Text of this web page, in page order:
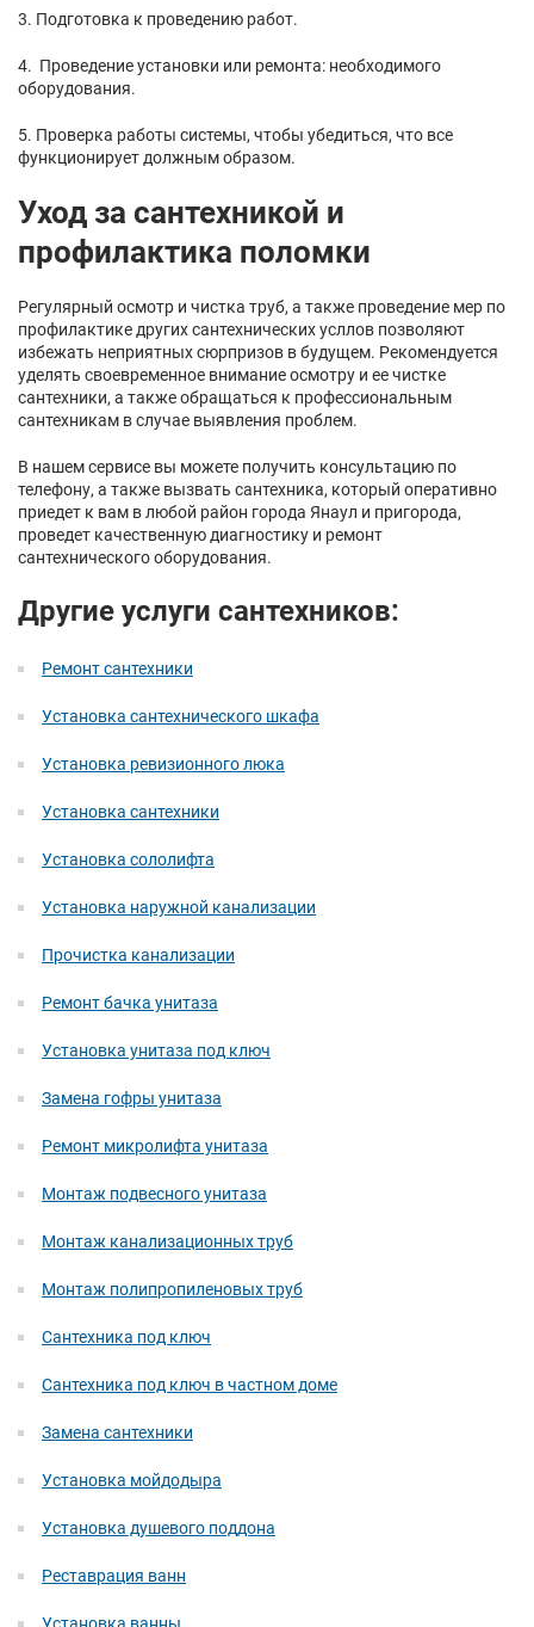
3. Подготовка к проведению работ.
4. Проведение установки или ремонта: необходимого
оборудования.
5. Проверка работы системы, чтобы убедиться, что все
функционирует должным образом.
Уход за сантехникой и
профилактика поломки
Регулярный осмотр и чистка труб, а также проведение мер по
профилактике других сантехнических усллов позволяют
избежать неприятных сюрпризов в будущем. Рекомендуется
уделять своевременное внимание осмотру и ее чистке
сантехники, а также обращаться к профессиональным
сантехникам в случае выявления проблем.
В нашем сервисе вы можете получить консультацию по
телефону, а также вызвать сантехника, который оперативно
приедет к вам в любой район города Янаул и пригорода,
проведет качественную диагностику и ремонт
сантехнического оборудования.
Другие услуги сантехников:
Ремонт сантехники
Установка сантехнического шкафа
Установка ревизионного люка
Установка сантехники
Установка сололифта
Установка наружной канализации
Прочистка канализации
Ремонт бачка унитаза
Установка унитаза под ключ
Замена гофры унитаза
Ремонт микролифта унитаза
Монтаж подвесного унитаза
Монтаж канализационных труб
Монтаж полипропиленовых труб
Сантехника под ключ
Сантехника под ключ в частном доме
Замена сантехники
Установка мойдодыра
Установка душевого поддона
Реставрация ванн